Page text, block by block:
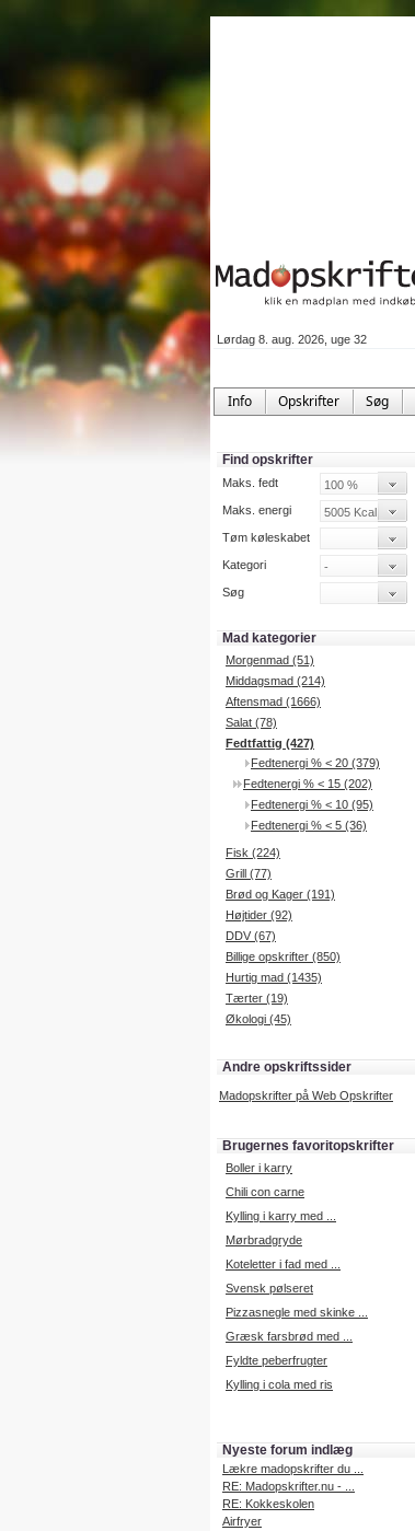
Lørdag 8. aug. 2026, uge 32
Info Opskrifter Søg
Find opskrifter
Maks. fedt
Maks. energi
Tøm køleskabet
Kategori
Søg
Mad kategorier
Morgenmad (51)
Middagsmad (214)
Aftensmad (1666)
Salat (78)
Fedtfattig (427)
Fedtenergi % < 20 (379)
Fedtenergi % < 15 (202)
Fedtenergi % < 10 (95)
Fedtenergi % < 5 (36)
Fisk (224)
Grill (77)
Brød og Kager (191)
Højtider (92)
DDV (67)
Billige opskrifter (850)
Hurtig mad (1435)
Tærter (19)
Økologi (45)
Andre opskriftssider
Madopskrifter på Web Opskrifter
Brugernes favoritopskrifter
Boller i karry
Chili con carne
Kylling i karry med ...
Mørbradgryde
Koteletter i fad med ...
Svensk pølseret
Pizzasnegle med skinke ...
Græsk farsbrød med ...
Fyldte peberfrugter
Kylling i cola med ris
Nyeste forum indlæg
Lækre madopskrifter du ...
RE: Madopskrifter.nu - ...
RE: Kokkeskolen
Airfryer